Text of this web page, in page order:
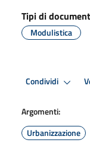
Tipi di
Modulistica
Condividi
Argomenti:
Urbanizzazione